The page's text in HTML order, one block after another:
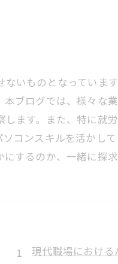
いものとなっていま
ブログでは、様々
ます。また、特に就
コンスキルを活かし
するのか、一緒に探求
現代職場における